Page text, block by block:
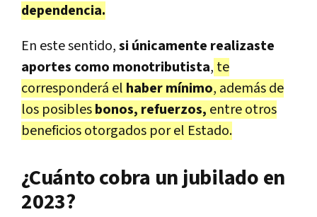
dependencia.
En este sentido,si únicamente realizaste
aportes como monotributista, te
corresponderá el haber mínimo, además de
los posiblesbonos, refuerzos, entre otros
beneficios otorgados por el Estado.
¿Cuánto cobra un jubilado en
2023?